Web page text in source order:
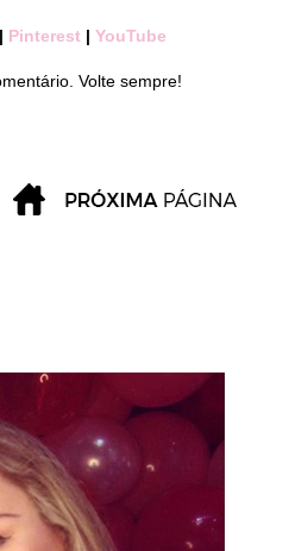
| Pinterest | YouTube
Volte sempre!